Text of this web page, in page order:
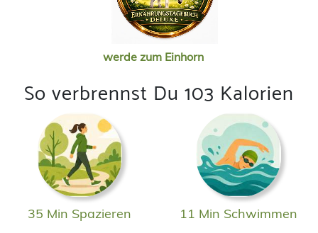
werde zum Einhorn
So verbrennst Du 103 Kalorien
35 Min Spazieren 11 Min Schwimmen